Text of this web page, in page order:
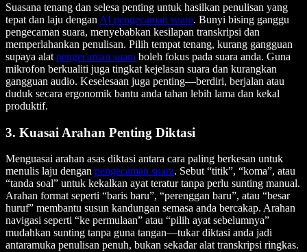
Suasana tenang dan selesa penting untuk hasilkan penulisan yang
tepat dan laju dengan AI pengecaman suara. Bunyi bising ganggu
pengecaman suara, menyebabkan kesilapan transkripsi dan
memperlahankan penulisan. Pilih tempat tenang, kurang gangguan
supaya alat pengecaman suara boleh fokus pada suara anda. Guna
mikrofon berkualiti juga tingkat kejelasan suara dan kurangkan
gangguan audio. Keselesaan juga penting—berdiri, berjalan atau
duduk secara ergonomik bantu anda tahan lebih lama dan kekal
produktif.
3. Kuasai Arahan Penting Diktasi
Menguasai arahan asas diktasi antara cara paling berkesan untuk
menulis laju dengan pengecaman suara. Sebut “titik”, “koma”, atau
“tanda soal” untuk kekalkan ayat teratur tanpa perlu sunting manual.
Arahan format seperti “baris baru”, “perenggan baru”, atau “besar
huruf” membantu susun kandungan semasa anda bercakap. Arahan
navigasi seperti “ke permulaan” atau “pilih ayat sebelumnya”
mudahkan sunting tanpa guna tangan—tukar diktasi anda jadi
antaramuka penulisan penuh, bukan sekadar alat transkripsi ringkas.